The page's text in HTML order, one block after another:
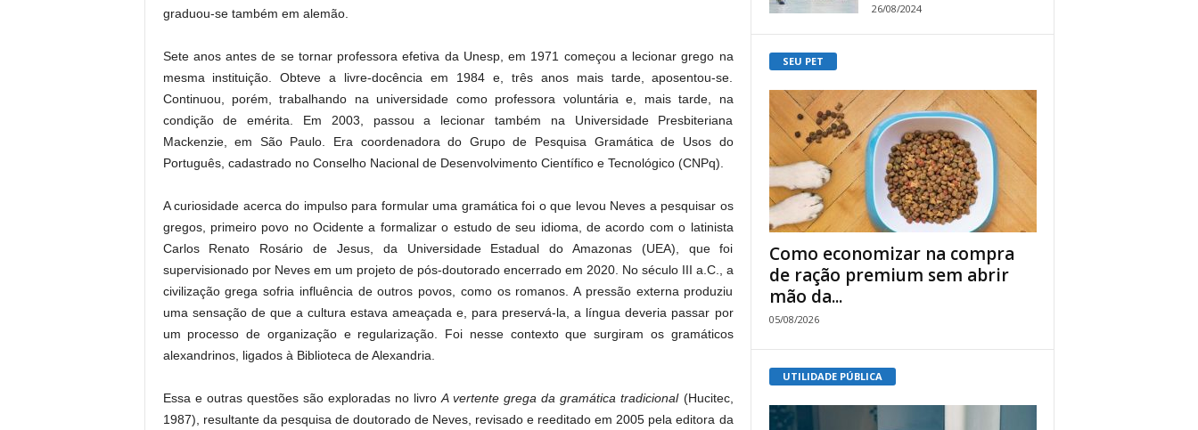
graduou-se também em alemão.
Sete anos antes de se tornar professora efetiva da Unesp, em 1971 começou a lecionar grego na
mesma instituição. Obteve a livre-docência em 1984 e, três anos mais tarde, aposentou-se.
Continuou, porém, trabalhando na universidade como professora voluntária e, mais tarde, na
condição de emérita. Em 2003, passou a lecionar também na Universidade Presbiteriana
Mackenzie, em São Paulo. Era coordenadora do Grupo de Pesquisa Gramática de Usos do
Português, cadastrado no Conselho Nacional de Desenvolvimento Científico e Tecnológico (CNPq).
A curiosidade acerca do impulso para formular uma gramática foi o que levou Neves a pesquisar os
gregos, primeiro povo no Ocidente a formalizar o estudo de seu idioma, de acordo com o latinista
Carlos Renato Rosário de Jesus, da Universidade Estadual do Amazonas (UEA), que foi
supervisionado por Neves em um projeto de pós-doutorado encerrado em 2020. No século III a.C., a
civilização grega sofria influência de outros povos, como os romanos. A pressão externa produziu
uma sensação de que a cultura estava ameaçada e, para preservá-la, a língua deveria passar por
um processo de organização e regularização. Foi nesse contexto que surgiram os gramáticos
alexandrinos, ligados à Biblioteca de Alexandria.
Essa e outras questões são exploradas no livroA vertente grega da gramática tradicional(Hucitec,
1987), resultante da pesquisa de doutorado de Neves, revisado e reeditado em 2005 pela editora da
26/08/2024
SEU PET
Como economizar na compra
de ração premium sem abrir
mão da...
05/08/2026
UTILIDADE PÚBLICA